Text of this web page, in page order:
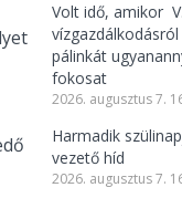
Volt idő, amikor
pálinkát
fokosat
2026. augusztus 7.
Harmadik
vezető híd
2026. augusztus 7.